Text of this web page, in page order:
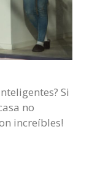
Si
no
increíbles!